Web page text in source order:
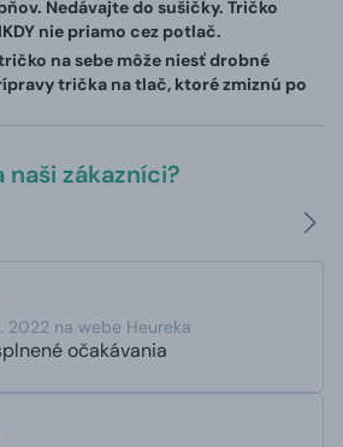
Nedávajte do sušičky. Tričko
nie priamo cez potlač.
na sebe môže niesť drobné
trička na tlač, ktoré zmiznú po
naši zákazníci?
2022 na webe Heureka
očakávania